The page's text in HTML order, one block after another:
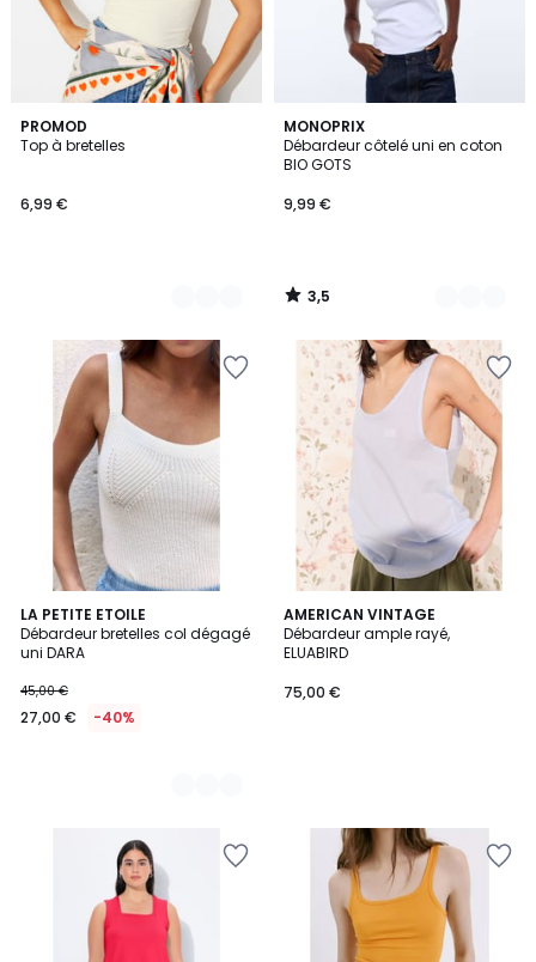
PROMOD
Top à bretelles
6,99 €
5
Couleurs
MONOPRIX
Débardeur côtelé uni en coton
BIO GOTS
9,99 €
3,5
/ 5
8
Couleurs
3,5
/
LA PETITE ETOILE
Débardeur bretelles col dégagé
uni DARA
45,00 €
27,00 € -40%
2
Couleurs
AMERICAN VINTAGE
Débardeur ample rayé,
ELUABIRD
75,00 €